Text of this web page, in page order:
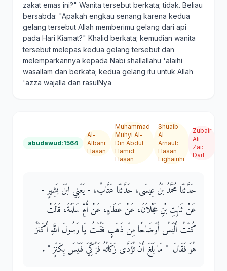
zakat emas ini?" Wanita tersebut berkata; tidak. Beliau
bersabda: "Apakah engkau senang karena kedua
gelang tersebut Allah memberimu gelang dari api
pada Hari Kiamat?" Khalid berkata; kemudian wanita
tersebut melepas kedua gelang tersebut dan
melemparkannya kepada Nabi shallallahu 'alaihi
wasallam dan berkata; kedua gelang itu untuk Allah
'azza wajalla dan rasulNya
abudawud:1564
Al-
Albani:
Hasan
Muhammad
Muhyi Al-
Din Abdul
Hamid:
Hasan
Shuaib
Al
Arnaut:
Hasan
Lighairihi
Zubair
Ali
Zai:
Daif
حَدَّثَنَا مُحَمَّدُ بْنُ عِيسَى، حَدَّثَنَا عَتَّابٌ، - يَعْنِي ابْنَ بَشِيرٍ -
عَنْ ثَابِتِ بْنِ عَجْلاَنَ، عَنْ عَطَاءٍ، عَنْ أُمِّ سَلَمَةَ، قَالَتْ
كُنْتُ أَلْبَسُ أَوْضَاحًا مِنْ ذَهَبٍ فَقُلْتُ يَا رَسُولَ اللَّهِ أَكَنْزٌ
هُوَ فَقَالَ ‏ "‏ مَا بَلَغَ أَنْ تُؤَدَّى زَكَاتُهُ فَزُكِّيَ فَلَيْسَ بِكَنْزٍ ‏"‏ ‏.‏